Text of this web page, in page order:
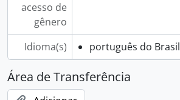
acesso de
gênero
Idioma(s) português do Brasil
Área de Transferência